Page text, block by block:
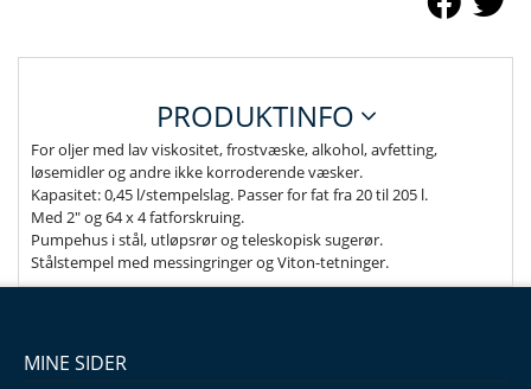
PRODUKTINFO
For oljer med lav viskositet, frostvæske, alkohol, avfetting,
løsemidler og andre ikke korroderende væsker.
Kapasitet: 0,45 l/stempelslag. Passer for fat fra 20 til 205 l.
Med 2" og 64 x 4 fatforskruing.
Pumpehus i stål, utløpsrør og teleskopisk sugerør.
Stålstempel med messingringer og Viton-tetninger.
MINE SIDER